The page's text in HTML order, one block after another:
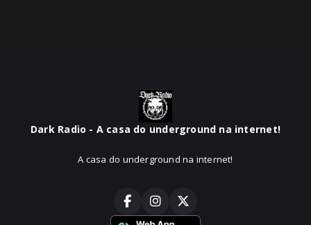
Dark Radio - A casa do underground na internet!
A casa do underground na internet!